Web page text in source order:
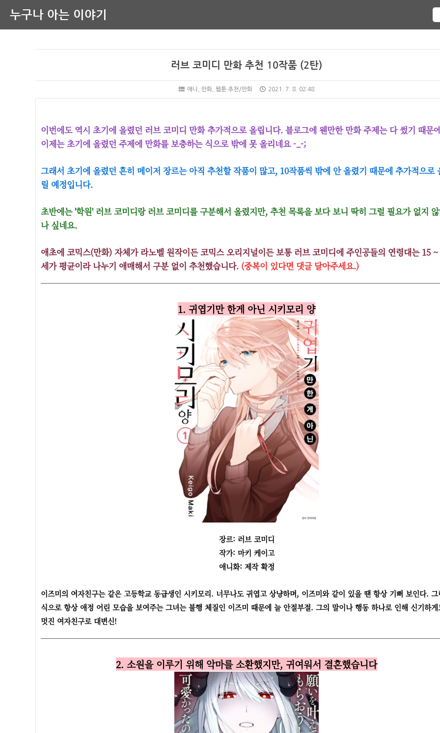
누구나 아는 이야기
러브 코미디 만화 추천 10작품 (2탄)
애니, 만화, 웹툰 추천/만화 2021. 7. 8. 02:48
이번에도 역시 초기에 올렸던 러브 코미디 만화 추가적으로 올립니다. 블로그에 웬만한 만화 주제는 다 썼기 때문
이제는 초기에 올렸던 주제에 만화를 보충하는 식으로 밖에 못 올리네요 -_-;
그래서 초기에 올렸던 흔히 메이저 장르는 아직 추천할 작품이 많고, 10작품씩 밖에 안 올렸기 때문에 추가적으로
릴 예정입니다.
초반에는 '학원' 러브 코미디랑 러브 코미디를 구분해서 올렸지만, 추천 목록을 보다 보니 딱히 그럴 필요가 없지
나 싶네요.
애초에 코믹스(만화) 자체가 라노벨 원작이든 코믹스 오리지널이든 보통 러브 코미디에 주인공들의 연령대는 15
세가 평균이라 나누기 애매해서 구분 없이 추천했습니다. (중복이 있다면 댓글 달아주세요.)
1. 귀엽기만 한게 아닌 시키모리 양
장르: 러브 코미디
작가: 마키 케이고
애니화: 제작 확정
이즈미의 여자친구는 같은 고등학교 동급생인 시키모리. 너무나도 귀엽고 상냥하며, 이즈미와 같이 있을 땐 항상 기뻐 보인다. 그
식으로 항상 애정 어린 모습을 보여주는 그녀는 불행 체질인 이즈미 때문에 늘 안절부절. 그의 말이나 행동 하나로 인해 신기하게
멋진 여자친구로 대변신!
2. 소원을 이루기 위해 악마를 소환했지만, 귀여워서 결혼했습니다